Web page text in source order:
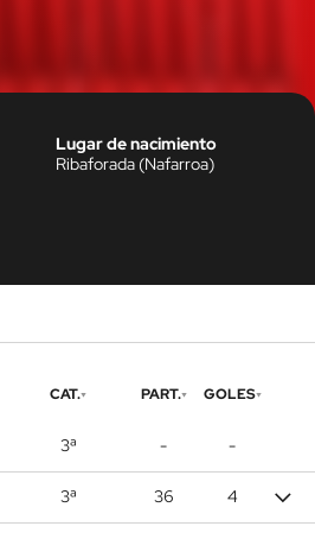
Lugar de nacimiento
Ribaforada (Nafarroa)
CAT. PART. GOLES
3ª - -
3ª 36 4